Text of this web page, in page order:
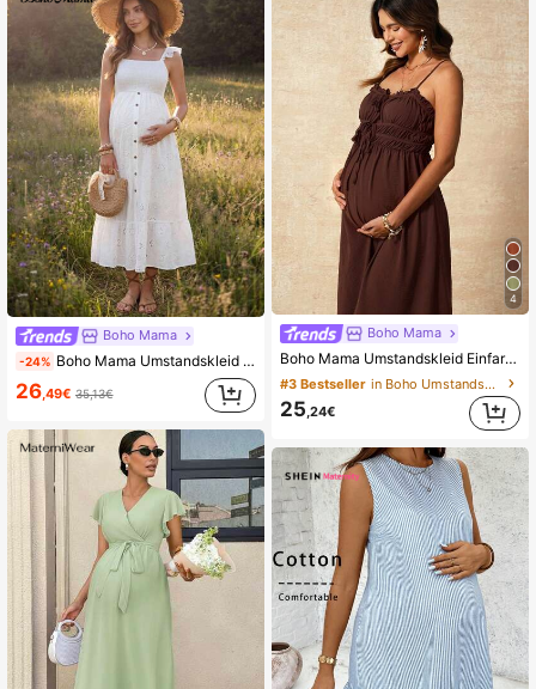
Boho Mama
-24% Boho Mama Umstandskleid mit Blume Muster für Ausflüge und Zusammenkünfte
26,49€ 35,13€
4
Boho Mama
Boho Mama Umstandskleid Einfarbig mit Spaghettiträgern und Bindung in der Taille, lässiges Sommerkleid
#3 Bestseller in Boho Umstandskleider
25,24€